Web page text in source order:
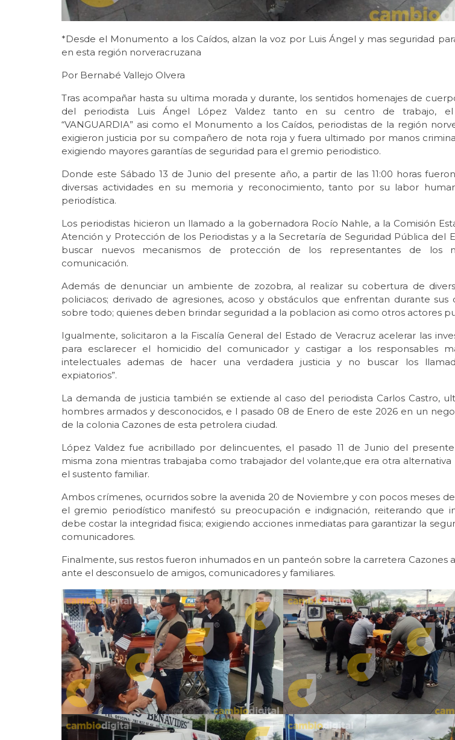
*Desde el Monumento a los Caídos, alzan la voz por Luis Ángel y mas seguridad
en esta región norveracruzana
Por Bernabé Vallejo Olvera
Tras acompañar hasta su ultima morada y durante, los sentidos homenajes de
del periodista Luis Ángel López Valdez tanto en su centro de trabajo, el
“VANGUARDIA” asi como el Monumento a los Caídos, periodistas de la región
exigieron justicia por su compañero de nota roja y fuera ultimado por manos
exigiendo mayores garantías de seguridad para el gremio periodistico.
Donde este Sábado 13 de Junio del presente año, a partir de las 11:00 horas
diversas actividades en su memoria y reconocimiento, tanto por su labor
periodística.
Los periodistas hicieron un llamado a la gobernadora Rocío Nahle, a la Comisión
Atención y Protección de los Periodistas y a la Secretaría de Seguridad Pública del
buscar nuevos mecanismos de protección de los representantes de los
comunicación.
Además de denunciar un ambiente de zozobra, al realizar su cobertura de
policiacos; derivado de agresiones, acoso y obstáculos que enfrentan durante sus
sobre todo; quienes deben brindar seguridad a la poblacion asi como otros actores
Igualmente, solicitaron a la Fiscalía General del Estado de Veracruz acelerar las
para esclarecer el homicidio del comunicador y castigar a los responsables
intelectuales ademas de hacer una verdadera justicia y no buscar los
expiatorios”.
La demanda de justicia también se extiende al caso del periodista Carlos Castro,
hombres armados y desconocidos, e l pasado 08 de Enero de este 2026 en un
de la colonia Cazones de esta petrolera ciudad.
López Valdez fue acribillado por delincuentes, el pasado 11 de Junio del
misma zona mientras trabajaba como trabajador del volante,que era otra alternativa
el sustento familiar.
Ambos crímenes, ocurridos sobre la avenida 20 de Noviembre y con pocos meses
el gremio periodístico manifestó su preocupación e indignación, reiterando que
debe costar la integridad fisica; exigiendo acciones inmediatas para garantizar la
comunicadores.
Finalmente, sus restos fueron inhumados en un panteón sobre la carretera Cazones
ante el desconsuelo de amigos, comunicadores y familiares.